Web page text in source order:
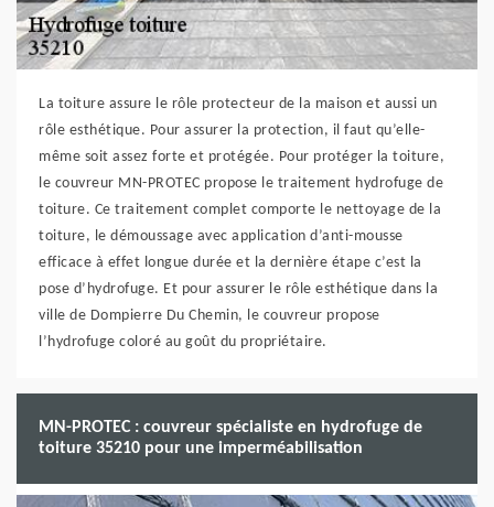
La toiture assure le rôle protecteur de la maison et aussi un
rôle esthétique. Pour assurer la protection, il faut qu’elle-
même soit assez forte et protégée. Pour protéger la toiture,
le couvreur MN-PROTEC propose le traitement hydrofuge de
toiture. Ce traitement complet comporte le nettoyage de la
toiture, le démoussage avec application d’anti-mousse
efficace à effet longue durée et la dernière étape c’est la
pose d’hydrofuge. Et pour assurer le rôle esthétique dans la
ville de Dompierre Du Chemin, le couvreur propose
l’hydrofuge coloré au goût du propriétaire.
MN-PROTEC : couvreur spécialiste en hydrofuge de
toiture 35210 pour une imperméabilisation